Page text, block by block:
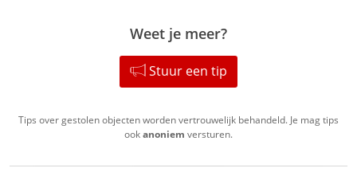
Weet je meer?
Stuur een tip
Tips over gestolen objecten worden vertrouwelijk behandeld. Je mag tips
ookanoniem versturen.